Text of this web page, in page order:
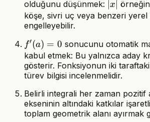
olduğunu düşünmek: |x|
x
köşe, sivri uç veya benzeri yerel
engelleyebilir.
f'(a)=0
f′(a) = 0 sonucunu otomatik
kabul etmek: Bu yalnızca aday
gösterir. Fonksiyonun iki
türev bilgisi incelenmelidir.
Belirli integrali her zaman pozitif
ekseninin altındaki katkılar
toplam geometrik alanı ayırmak